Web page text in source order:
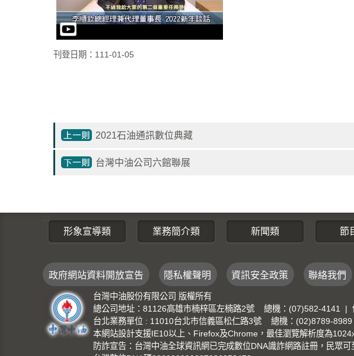
刊登日期：111-01-05
2021石油通訊數位典藏
台灣中油公司六館聯展
形象宣導類
業務簡介類 新聞類 節
政府網站資料開放宣告 隱私權聲明 資訊安全政策 聯絡我們
台灣中油股份有限公司 版權所有
總公司地址：81126高雄市楠梓區左楠路2號 總機：(07)582-4141 |
台北業務單位 : 11010台北市信義區松仁路3號 總機：(02)8789-
本網站設計支援IE10以上、Firefox及Chrome，最佳瀏覽解析度為
防詐宣告：台灣中油全球資訊網已完成數位DNA識詐網路註冊，民眾